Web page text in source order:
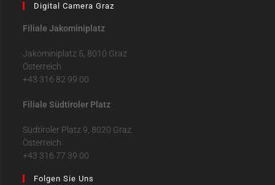
Digital Camera Graz
Filiale Jakominiplatz
Jakominiplatz 5, 8010 Graz
Österreich
+43 316 82 99 00
Filiale Südtiroler Platz
Südtiroler Platz 9, 8020 Graz
Österreich
+43 316 77 39 00
Folgen Sie Uns